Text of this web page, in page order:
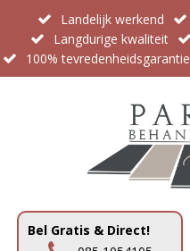
Landelijk werkend
Langdurige kwaliteit
100% tevredenheidsgarantie
Bel Gratis & Direct!